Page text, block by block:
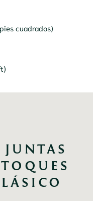
cuadrados)
)